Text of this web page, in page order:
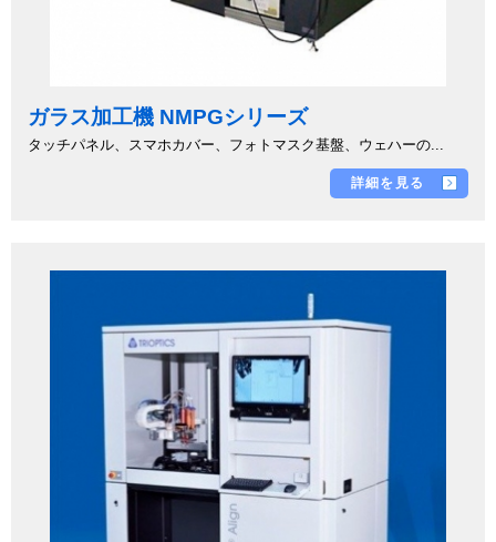
ガラス加工機 NMPGシリーズ
タッチパネル、スマホカバー、フォトマスク基盤、ウェハーの...
詳細を見る